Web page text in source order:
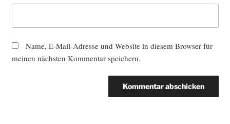
Name, E-Mail-Adresse und Website in diesem Browser für
meinen nächsten Kommentar speichern.